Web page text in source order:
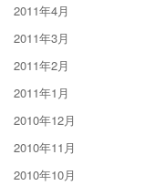
2011年4月
2011年3月
2011年2月
2011年1月
2010年12月
2010年11月
2010年10月